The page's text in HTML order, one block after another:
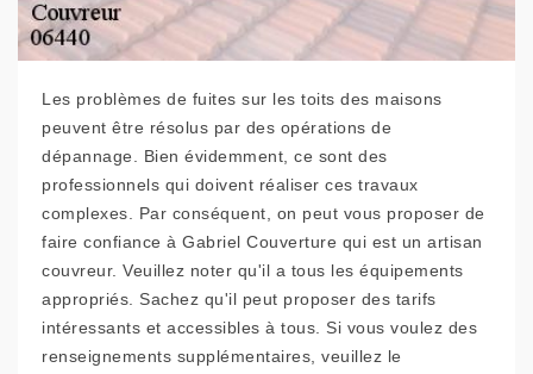
Les problèmes de fuites sur les toits des maisons
peuvent être résolus par des opérations de
dépannage. Bien évidemment, ce sont des
professionnels qui doivent réaliser ces travaux
complexes. Par conséquent, on peut vous proposer de
faire confiance à Gabriel Couverture qui est un artisan
couvreur. Veuillez noter qu'il a tous les équipements
appropriés. Sachez qu'il peut proposer des tarifs
intéressants et accessibles à tous. Si vous voulez des
renseignements supplémentaires, veuillez le